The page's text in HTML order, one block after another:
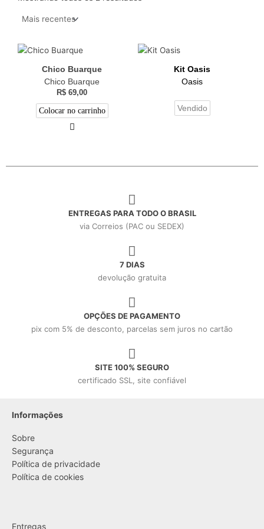
Chico Buarque
Chico Buarque
R$ 69,00
Colocar no carrinho
Kit Oasis
Oasis
Vendido
ENTREGAS PARA TODO O BRASIL
via Correios (PAC ou SEDEX)
7 DIAS
devolução gratuita
OPÇÕES DE PAGAMENTO
pix com 5% de desconto, parcelas sem juros no cartão
SITE 100% SEGURO
certificado SSL, site confiável
Informações
Sobre
Segurança
Política de privacidade
Política de cookies
Entregas